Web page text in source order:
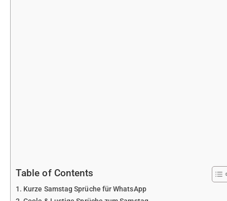
Table of Contents
Kurze Samstag Sprüche für WhatsApp